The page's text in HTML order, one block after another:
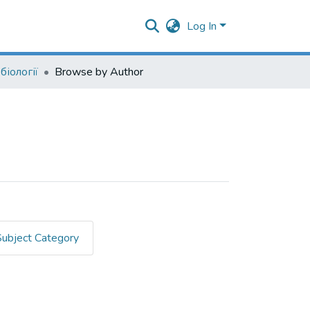
Log In
Browse by Author
Category